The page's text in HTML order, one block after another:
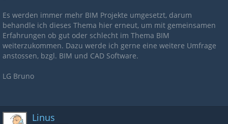
Es werden immer mehr BIM Projekte umgesetzt, darum
behandle ich dieses Thema hier erneut, um mit gemeinsamen
Erfahrungen ob gut oder schlecht im Thema BIM
weiterzukommen. Dazu werde ich gerne eine weitere Umfrage
anstossen, bzgl. BIM und CAD Software.
LG Bruno
Linus